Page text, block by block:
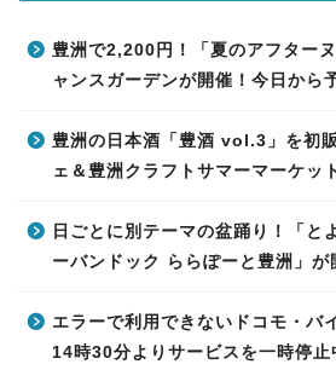
豊洲で2,200円！「夏のアフター
ャンスガーデンが開催！今日から
豊洲の日本酒「豊酒 vol.3」を初
ェ＆豊洲クラフトサマーマーケッ
日ごとに別テーマの盆踊り！「
ーバンドック ららぽーと豊洲」が
エラーで利用できないドコモ・バ
14時30分よりサービスを一時停止